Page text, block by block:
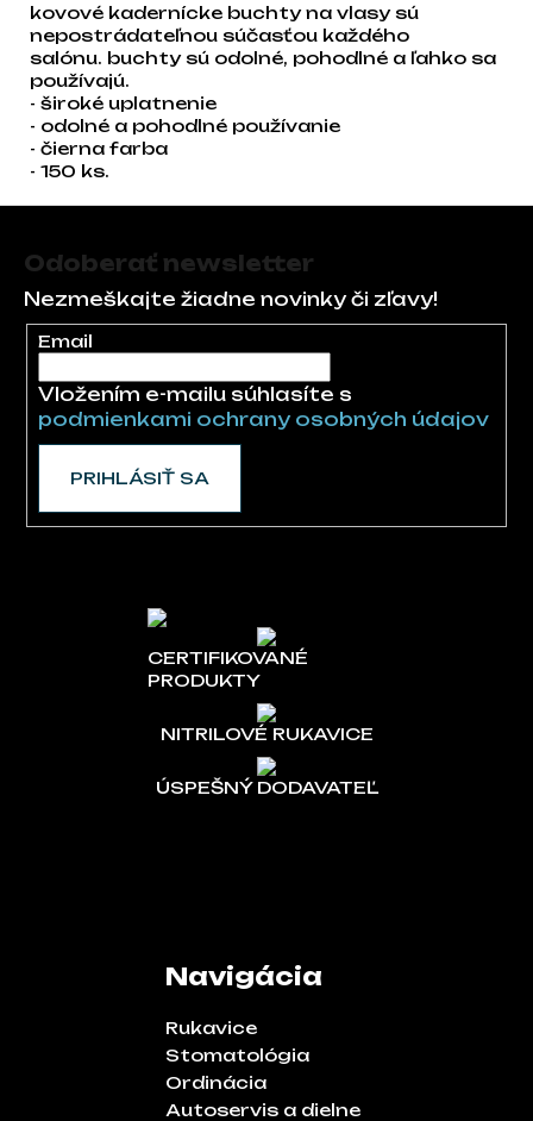
kovové kadernícke buchty na vlasy sú
nepostrádateľnou súčasťou každého
salónu. buchty sú odolné, pohodlné a ľahko sa
používajú.
- široké uplatnenie
- odolné a pohodlné používanie
- čierna farba
- 150 ks.
Odoberať newsletter
Nezmeškajte žiadne novinky či zľavy!
Email
Vložením e-mailu súhlasíte s
podmienkami ochrany osobných údajov
PRIHLÁSIŤ SA
CERTIFIKOVANÉ
PRODUKTY
NITRILOVÉ RUKAVICE
ÚSPEŠNÝ DODAVATEĽ
Navigácia
Rukavice
Stomatológia
Ordinácia
Autoservis a dielne